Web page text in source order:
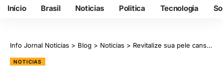
Início Brasil Noticias Politica Tecnologia
Info Jornal Notícias > Blog > Noticias > Revitalize sua pele cansada com os melhores produtos de skincare, com Nathalia Belletato
NOTICIAS